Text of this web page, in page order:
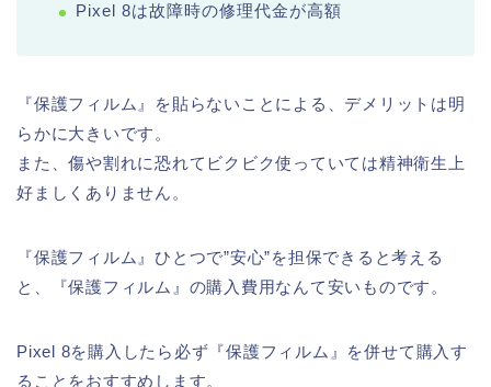
Pixel 8は故障時の修理代金が高額
『保護フィルム』を貼らないことによる、デメリットは明
らかに大きいです。
また、傷や割れに恐れてビクビク使っていては精神衛生上
好ましくありません。
『保護フィルム』ひとつで”安心”を担保できると考える
と、『保護フィルム』の購入費用なんて安いものです。
Pixel 8を購入したら必ず『保護フィルム』を併せて購入す
ることをおすすめします。